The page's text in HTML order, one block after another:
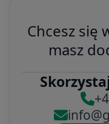
Chcesz się
masz